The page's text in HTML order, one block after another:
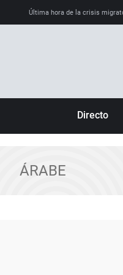
Última hora de la crisis
Directo
ÁRABE